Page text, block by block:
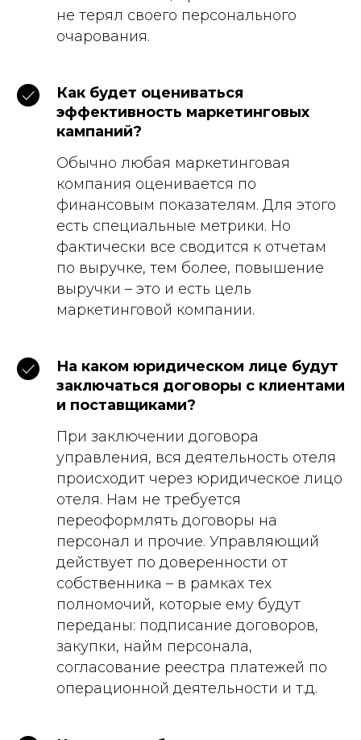
не терял своего персонального
очарования.
Как будет оцениваться
эффективность маркетинговых
кампаний?
Обычно любая маркетинговая
компания оценивается по
финансовым показателям. Для этого
есть специальные метрики. Но
фактически все сводится к отчетам
по выручке, тем более, повышение
выручки – это и есть цель
маркетинговой компании.
На каком юридическом лице будут
заключаться договоры с клиентами
и поставщиками?
При заключении договора
управления, вся деятельность отеля
происходит через юридическое лицо
отеля. Нам не требуется
переоформлять договоры на
персонал и прочие. Управляющий
действует по доверенности от
собственника – в рамках тех
полномочий, которые ему будут
переданы: подписание договоров,
закупки, найм персонала,
согласование реестра платежей по
операционной деятельности и т.д.